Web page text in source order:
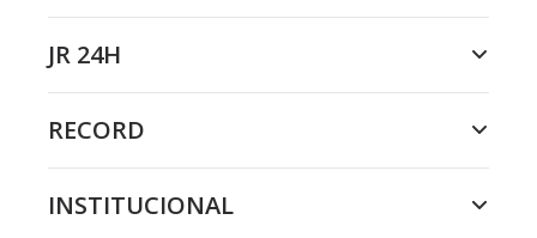
JR 24H
RECORD
INSTITUCIONAL